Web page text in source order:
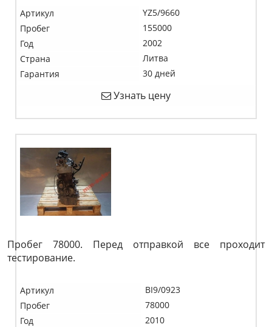
Артикул
YZ5/9660
Пробег
155000
Год
2002
Страна
Литва
Гарантия
30 дней
Узнать цену
Пробег 78000. Перед отправкой все проходит
тестирование.
Артикул
BI9/0923
Пробег
78000
Год
2010